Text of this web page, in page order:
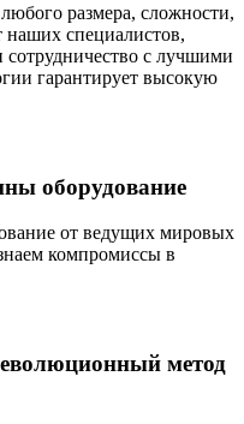
размера, сложности,
специалистов,
сотрудничество с лучшими
гарантирует высокую
оборудование
от ведущих мировых
компромиссы в
метод